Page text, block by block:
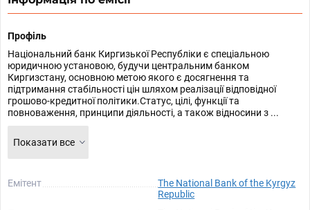
Профіль
Національний банк Киргизької Республіки є спеціальною
юридичною установою, будучи центральним банком
Киргизстану, основною метою якого є досягнення та
підтримання стабільності цін шляхом реалізації відповідної
грошово-кредитної політики.Статус, цілі, функції та
повноваження, принципи діяльності, а також відносини з ...
Показати все
Емітент
The National Bank of the Kyrgyz
Republic